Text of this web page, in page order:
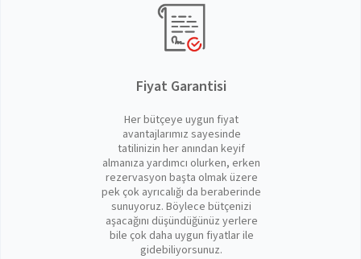
Fiyat Garantisi
Her bütçeye uygun fiyat
avantajlarımız sayesinde
tatilinizin her anından keyif
almanıza yardımcı olurken, erken
rezervasyon başta olmak üzere
pek çok ayrıcalığı da beraberinde
sunuyoruz. Böylece bütçenizi
aşacağını düşündüğünüz yerlere
bile çok daha uygun fiyatlar ile
gidebiliyorsunuz.